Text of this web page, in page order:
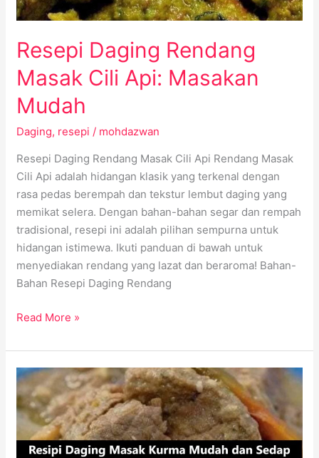
Resepi Daging Rendang
Masak Cili Api: Masakan
Mudah
Daging, resepi / mohdazwan
Resepi Daging Rendang Masak Cili Api Rendang Masak
Cili Api adalah hidangan klasik yang terkenal dengan
rasa pedas berempah dan tekstur lembut daging yang
memikat selera. Dengan bahan-bahan segar dan rempah
tradisional, resepi ini adalah pilihan sempurna untuk
hidangan istimewa. Ikuti panduan di bawah untuk
menyediakan rendang yang lazat dan beraroma! Bahan-
Bahan Resepi Daging Rendang
Read More »
Resepi
Daging
Masak
Kurma
yang